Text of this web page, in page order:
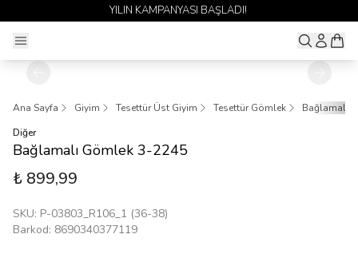
YILIN KAMPANYASI BAŞLADI!
Ana Sayfa Giyim Tesettür Üst Giyim Tesettür Gömlek
Bağlamalı
Diğer
Bağlamalı Gömlek 3-2245
₺ 899,99
SKU: P-03803_R106_1 (36-38)
Barkod: 8690340377119